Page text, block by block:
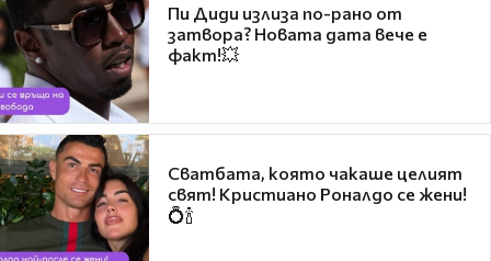
Пи Диди излиза по-рано от
затвора? Новата дата вече е
факт!💥
Сватбата, която чакаше целият
свят! Кристиано Роналдо се жени!
💍🍾